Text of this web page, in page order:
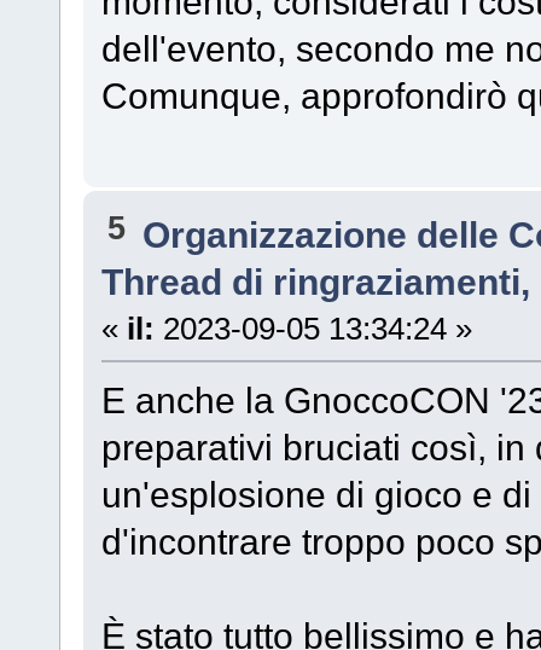
dell'evento, secondo me
Comunque, approfondirò
5 Organizzazione delle
Thread di
« il: 2023-09-05 13:34:24 »
E anche la GnoccoCON
preparativi bruciati così,
un'esplosione di gioco e
d'incontrare troppo poco
È stato tutto bellissimo e